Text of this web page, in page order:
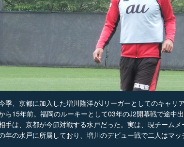
季、京都に加入した増川隆洋がJリーガーとしてのキャリ
ら15年前。福岡のルーキーとして03年のJ2開幕戦で途中
手は、京都が今節対戦する水戸だった。実は、現チーム
年の水戸に所属しており、増川のデビュー戦で二人はマッ